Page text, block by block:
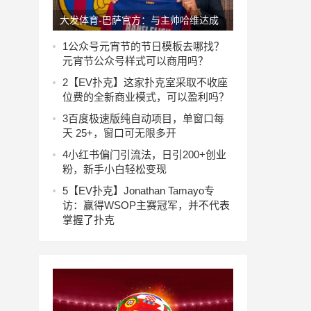
大发体育-巴萨官方：与主帅哈维达成
协议，双方正式解约，大发助力你的致
富之路！
1公众号元宵节的节日模板去哪找？
元宵节公众号样式可以商用吗？
2 【EV扑克】这家扑克室采取不收座
位费的全新商业模式，可以盈利吗？
3百度极速版纯自动项目，单窗口每
天 25+，窗口可无限多开
4小红书偏门引流法，日引200+创业
粉，新手小白轻松变现
5 【EV扑克】Jonathan Tamayo专
访：赢得WSOP主赛冠军，并不代表
掌握了扑克